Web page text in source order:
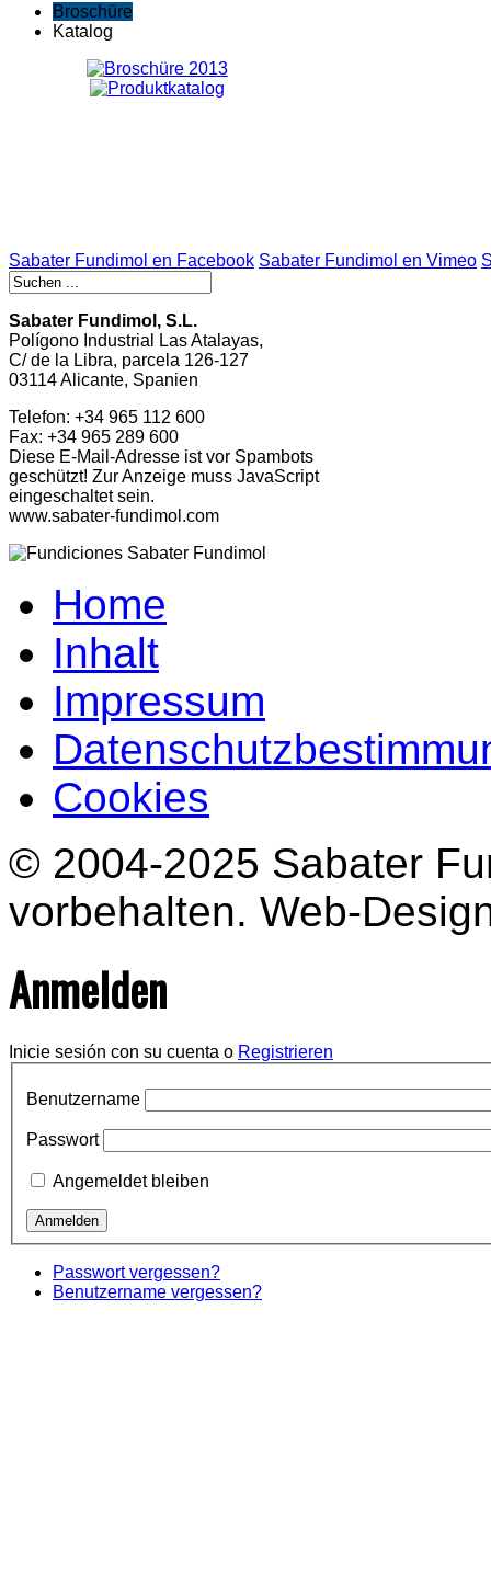
Broschüre
Katalog
Sabater Fundimol en Facebook Sabater Fundimol en Vimeo
Sabater Fundimol, S.L.
Polígono Industrial Las Atalayas,
C/ de la Libra, parcela 126-127
03114 Alicante, Spanien
Telefon: +34 965 112 600
Fax: +34 965 289 600
Diese E-Mail-Adresse ist vor Spambots
geschützt! Zur Anzeige muss JavaScript
eingeschaltet sein.
www.sabater-fundimol.com
Home
Inhalt
Impressum
Cookies
© 2004-2025 Sabater
vorbehalten. Web-
Anmelden
Inicie sesión con su cuenta o Registrieren
Benutzername
Passwort
Angemeldet bleiben
Passwort vergessen?
Benutzername vergessen?